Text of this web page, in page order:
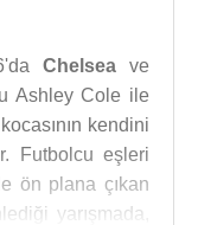
Chelseave
Ashley Cole ile
kendini
Futbolcu eşleri
ön plana çıkan
yarışmada,